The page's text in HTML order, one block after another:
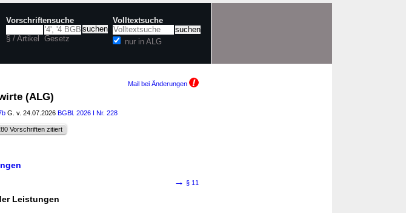
Vorschriftensuche
§ / Artikel Gesetz
Volltextsuche
nur in ALG
Mail bei Änderungen
(ALG)
G. v. 24.07.2026 BGBl. 2026 I Nr. 228
Vorschriften zitiert
→ § 11
Leistungen